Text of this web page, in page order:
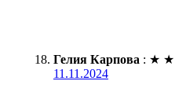
Гелия Карпова : ★ ★
11.11.2024